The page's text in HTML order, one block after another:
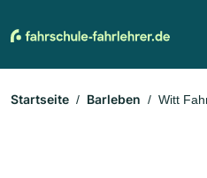
Startseite Barleben Witt